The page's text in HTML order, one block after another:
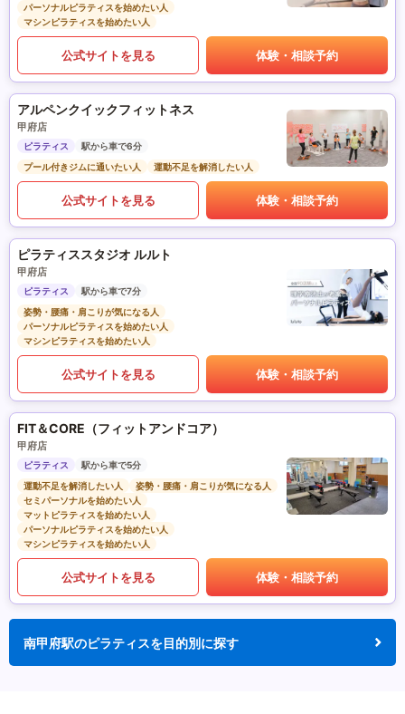
パーソナルピラティスを始めたい人
マシンピラティスを始めたい人
公式サイトを見る 体験・相談予約
アルペンクイックフィットネス
甲府店
ピラティス
駅から車で6分
プール付きジムに通いたい人
運動不足を解消したい人
公式サイトを見る 体験・相談予約
ピラティススタジオ ルルト
甲府店
ピラティス
駅から車で7分
姿勢・腰痛・肩こりが気になる人
パーソナルピラティスを始めたい人
マシンピラティスを始めたい人
公式サイトを見る 体験・相談予約
FIT＆CORE（フィットアンドコア）
甲府店
ピラティス
駅から車で5分
運動不足を解消したい人
姿勢・腰痛・肩こりが気になる人
セミパーソナルを始めたい人
マットピラティスを始めたい人
パーソナルピラティスを始めたい人
マシンピラティスを始めたい人
公式サイトを見る 体験・相談予約
南甲府駅のピラティスを目的別に探す